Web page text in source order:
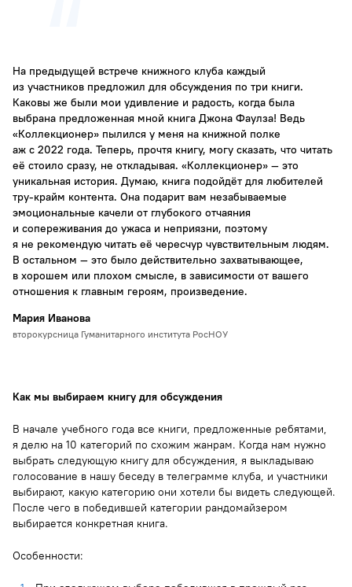
На предыдущей встрече книжного клуба каждый
из участников предложил для обсуждения по три книги.
Каковы же были мои удивление и радость, когда была
выбрана предложенная мной книга Джона Фаулза! Ведь
«Коллекционер» пылился у меня на книжной полке
аж с 2022 года. Теперь, прочтя книгу, могу сказать, что читать
её стоило сразу, не откладывая. «Коллекционер» — это
уникальная история. Думаю, книга подойдёт для любителей
тру-крайм контента. Она подарит вам незабываемые
эмоциональные качели от глубокого отчаяния
и сопереживания до ужаса и неприязни, поэтому
я не рекомендую читать её чересчур чувствительным людям.
В остальном — это было действительно захватывающее,
в хорошем или плохом смысле, в зависимости от вашего
отношения к главным героям, произведение.
Мария Иванова
второкурсница Гуманитарного института РосНОУ
Как мы выбираем книгу для обсуждения
В начале учебного года все книги, предложенные ребятами,
я делю на 10 категорий по схожим жанрам. Когда нам нужно
выбрать следующую книгу для обсуждения, я выкладываю
голосование в нашу беседу в телеграмме клуба, и участники
выбирают, какую категорию они хотели бы видеть следующей.
После чего в победившей категории рандомайзером
выбирается конкретная книга.
Особенности: